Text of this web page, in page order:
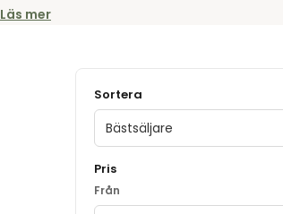
Läs mer
Sortera
Bästsäljare
Pris
Från